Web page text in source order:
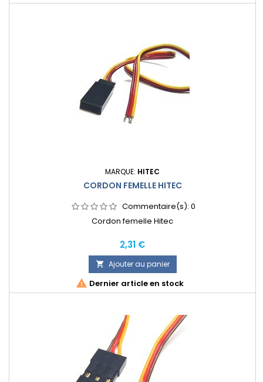
MARQUE: HITEC
CORDON FEMELLE HITEC
Commentaire(s): 0
Cordon femelle Hitec
Prix
2,31 €
 Ajouter au panier
 Dernier article en stock